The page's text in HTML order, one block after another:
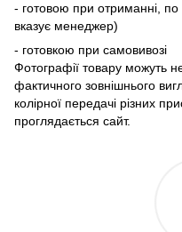
- готовою при отриманні,
вказує менеджер)
- готовкою при самовивозі
Фотографії товару можуть
фактичного зовнішнього
колірної передачі різних
проглядається сайт.